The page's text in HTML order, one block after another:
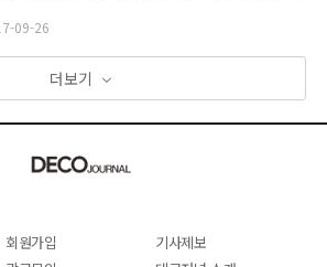
연남동은 골목 사이가 다정하다. 때로는 시장이,
고 핫플레이스가 오묘한 공존을 ...
09-26
더보기
회원가입
기사제보